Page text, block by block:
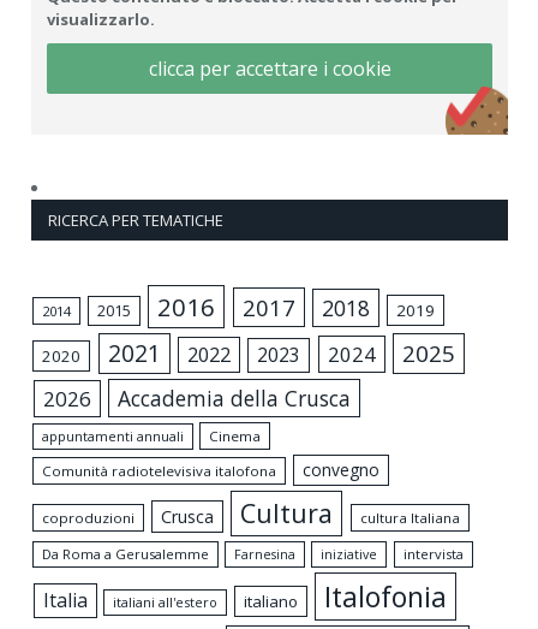
visualizzarlo.
clicca per accettare i cookie
RICERCA PER TEMATICHE
2014 2015 2016 2017 2018 2019
2020 2021 2022 2023 2024 2025
2026 Accademia della Crusca
appuntamenti annuali
Cinema
Comunità radiotelevisiva italofona
convegno
coproduzioni Crusca Cultura
cultura Italiana
Da Roma a Gerusalemme
Farnesina iniziative intervista
Italia italiani all'estero italiano Italofonia